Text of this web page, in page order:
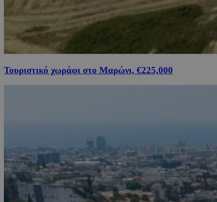
Τουριστικό χωράφι στο Μαρώνι, €225,000